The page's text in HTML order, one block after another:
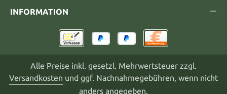
INFORMATION
Alle Preise inkl. gesetzl. Mehrwertsteuer zzgl.
Versandkosten und ggf. Nachnahmegebühren, wenn nicht
anders angegeben.